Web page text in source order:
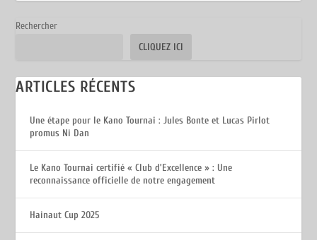
Rechercher
CLIQUEZ ICI
ARTICLES RÉCENTS
Une étape pour le Kano Tournai : Jules Bonte et Lucas Pirlot
promus Ni Dan
Le Kano Tournai certifié « Club d’Excellence » : Une
reconnaissance officielle de notre engagement
Hainaut Cup 2025